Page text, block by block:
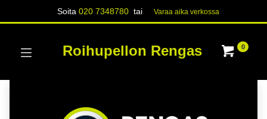
Soita020 7348780 tai Varaa aika verk​​​​ossa
Roihupellon Rengas 0